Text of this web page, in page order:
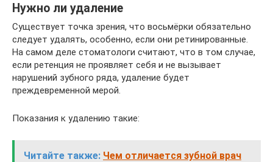
Нужно ли удаление
Существует точка зрения, что восьмёрки обязательно
следует удалять, особенно, если они ретинированные.
На самом деле стоматологи считают, что в том случае,
если ретенция не проявляет себя и не вызывает
нарушений зубного ряда, удаление будет
преждевременной мерой.
Показания к удалению такие:
Читайте также: Чем отличается зубной врач